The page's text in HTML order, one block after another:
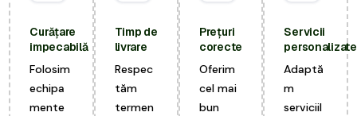
Curățare
impecabilă
Folosim
echipa
mente
Timp de
livrare
Respec
tăm
termen
Prețuri
corecte
Oferim
cel mai
bun
Servicii
personalizate
Adaptă
m
serviciil